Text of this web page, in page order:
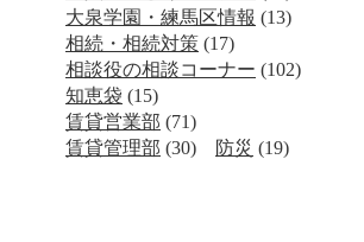
大泉学園・練馬区情報 (13)
相続・相続対策 (17)
相談役の相談コーナー (102)
知恵袋 (15)
賃貸営業部 (71)
賃貸管理部 (30) 防災 (19)